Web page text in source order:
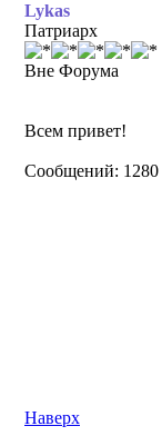
Lykas
Патриарх
Вне Форума
Всем привет!
Сообщений: 1280
Наверх